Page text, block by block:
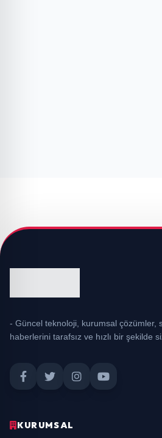
- Güncel teknoloji, kurumsal çözümler,
haberlerini tarafsız ve hızlı bir şekilde
KURUMSAL